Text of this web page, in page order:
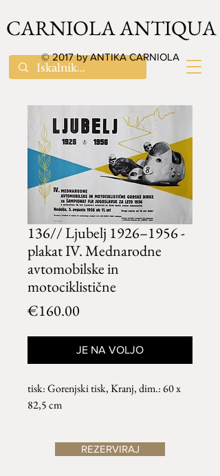
CARNIOLA ANTIQUA
© 2017 by ANTIKA CARNIOLA
136// Ljubelj 1926–1956 -
plakat IV. Mednarodne
avtomobilske in
motociklistične
€160.00
JE NA VOLJO
tisk: Gorenjski tisk, Kranj, dim.: 60 x
82,5 cm
REZERVIRAJ